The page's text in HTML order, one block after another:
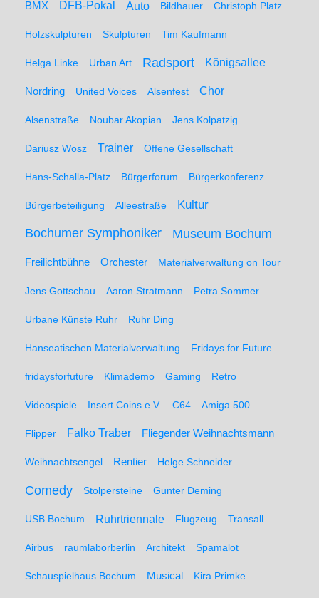
BMX DFB-Pokal Auto Bildhauer Christoph Platz
Holzskulpturen Skulpturen Tim Kaufmann
Helga Linke Urban Art Radsport Königsallee
Nordring United Voices Alsenfest Chor
Alsenstraße Noubar Akopian Jens Kolpatzig
Dariusz Wosz Trainer Offene Gesellschaft
Hans-Schalla-Platz Bürgerforum Bürgerkonferenz
Bürgerbeteiligung Alleestraße Kultur
Bochumer Symphoniker Museum Bochum
Freilichtbühne Orchester Materialverwaltung on Tour
Jens Gottschau Aaron Stratmann Petra Sommer
Urbane Künste Ruhr Ruhr Ding
Hanseatischen Materialverwaltung Fridays for Future
fridaysforfuture Klimademo Gaming Retro
Videospiele Insert Coins e.V. C64 Amiga 500
Flipper Falko Traber Fliegender Weihnachtsmann
Weihnachtsengel Rentier Helge Schneider
Comedy Stolpersteine Gunter Deming
USB Bochum Ruhrtriennale Flugzeug Transall
Airbus raumlaborberlin Architekt Spamalot
Schauspielhaus Bochum Musical Kira Primke